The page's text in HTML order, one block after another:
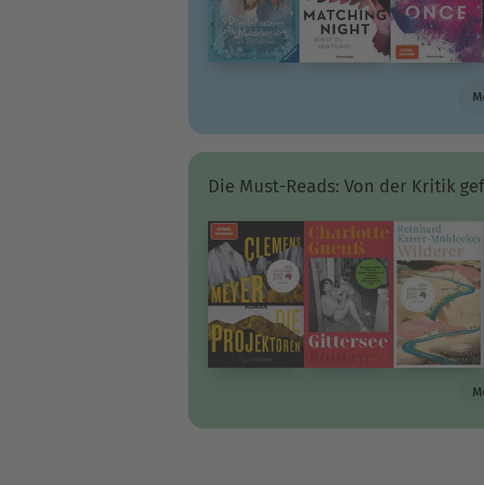
Die Must-Reads: Von der Kritik